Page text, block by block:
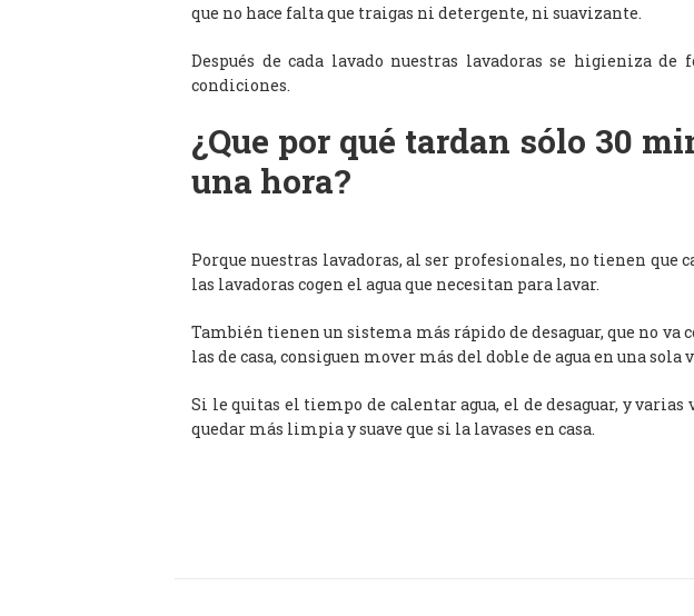
que no hace falta que traigas ni detergente, ni suavizante.
Después de cada lavado nuestras lavadoras se higieniza
condiciones.
¿Que por qué tardan sólo 30
una hora?
Porque nuestras lavadoras, al ser profesionales, no tienen que
las lavadoras cogen el agua que necesitan para lavar.
También tienen un sistema más rápido de desaguar, que no va
las de casa, consiguen mover más del doble de agua en una
Si le quitas el tiempo de calentar agua, el de desaguar, y
quedar más limpia y suave que si la lavases en casa.